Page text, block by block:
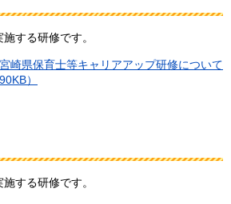
する研修です。
崎県保育士等キャリアアップ研修について
）
する研修です。